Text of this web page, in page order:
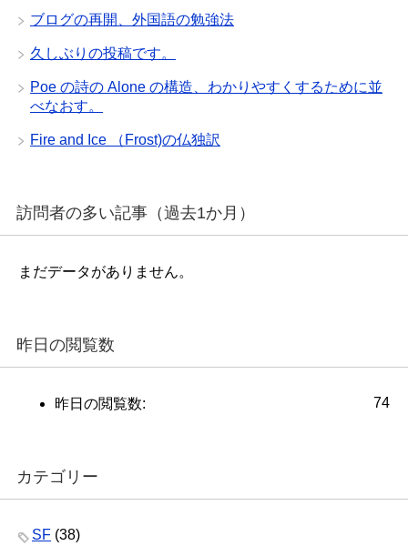
ブログの再開、外国語の勉強法
久しぶりの投稿です。
Poe の詩の Alone の構造、わかりやすくするために並
べなおす。
Fire and Ice （Frost)の仏独訳
訪問者の多い記事（過去1か月）
まだデータがありません。
昨日の閲覧数
74
昨日の閲覧数:
カテゴリー
SF (38)